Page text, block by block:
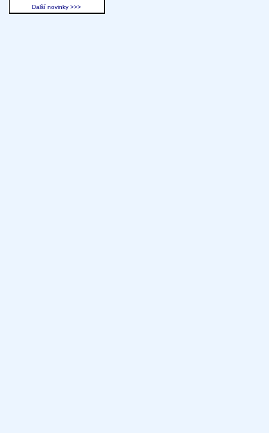
Další novinky >>>